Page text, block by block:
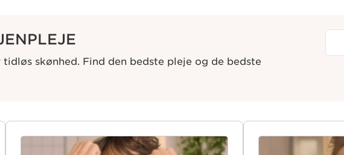
skønhed. Find den bedste pleje og de bedste